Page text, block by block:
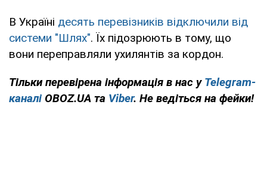
В Україні десять перевізників відключили від
системи "Шлях". Їх підозрюють в тому, що
вони переправляли ухилянтів за кордон.
Тільки перевірена інформація в нас у Telegram-
каналі OBOZ.UA та Viber. Не ведіться на фейки!